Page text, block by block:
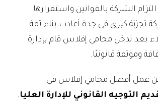
الشركة بالقوانين واستقرارها
تجزئة كبرى في جدة أعادت بناء ثقة
بعد تدخل محامي إفلاس قام بإدارة
وموثقة قانونيًا.
من عمل أفضل محامي إفلاس في
التوجيه القانوني للإدارة العليا .